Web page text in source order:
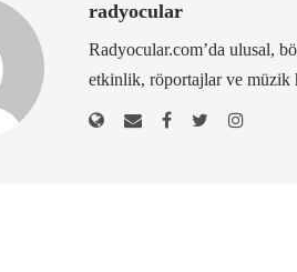
radyocular
Radyocular.com’da ulusal,
etkinlik, röportajlar ve müzik